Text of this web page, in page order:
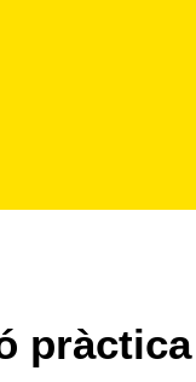
pràctica